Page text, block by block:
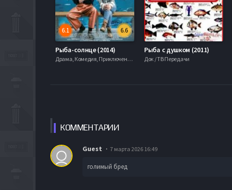
6.6
6.1
Рыба-солнце (2014)
Драма, Комедия, Приключения, Фэнтези, 2003
Рыба с душком (2011)
Док / ТВ Передачи
КОММЕНТАРИИ
Guest 7 марта 2026 16:49
голимый бред